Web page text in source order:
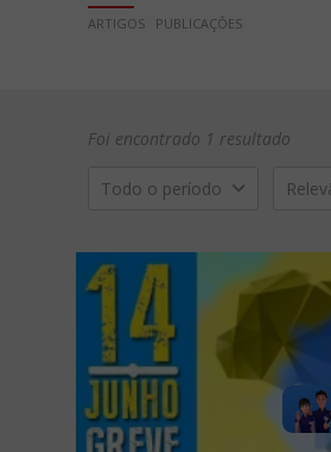
ARTIGOS
PUBLICAÇÕES
Foi encontrado 1 resultado
Todo o período